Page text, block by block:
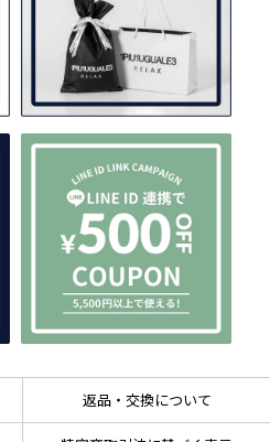
返品・交換について